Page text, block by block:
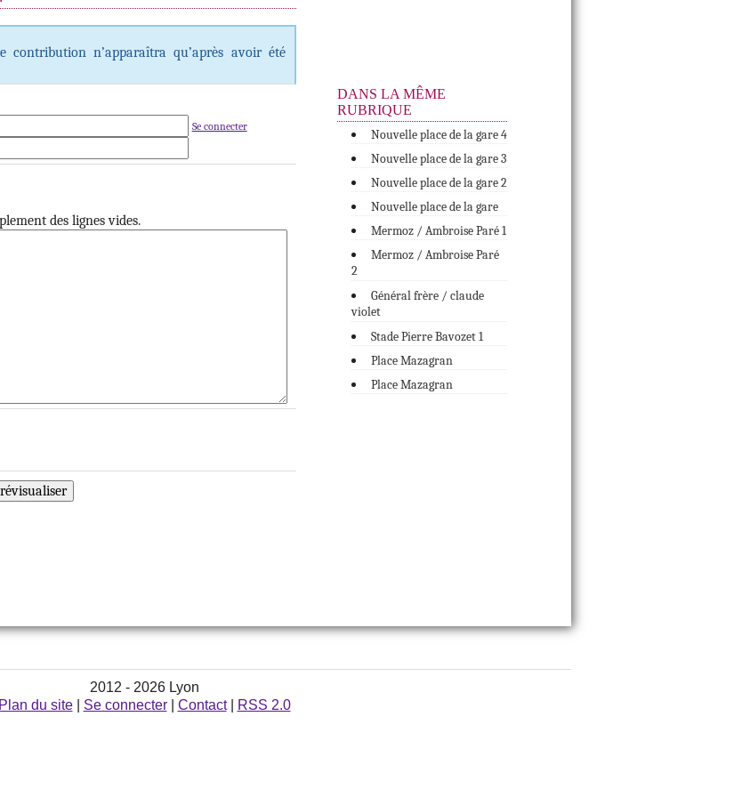
n’apparaîtra qu’après avoir été
Se connecter
des lignes vides.
DANS LA MÊME
RUBRIQUE
Nouvelle place de la gare 4
Nouvelle place de la gare 3
Nouvelle place de la gare 2
Nouvelle place de la gare
Mermoz / Ambroise Paré 1
Mermoz / Ambroise Paré
2
Général frère / claude
violet
Stade Pierre Bavozet 1
Place Mazagran
Place Mazagran
2012 - 2026 Lyon
Plan du site| Se connecter| Contact| RSS 2.0